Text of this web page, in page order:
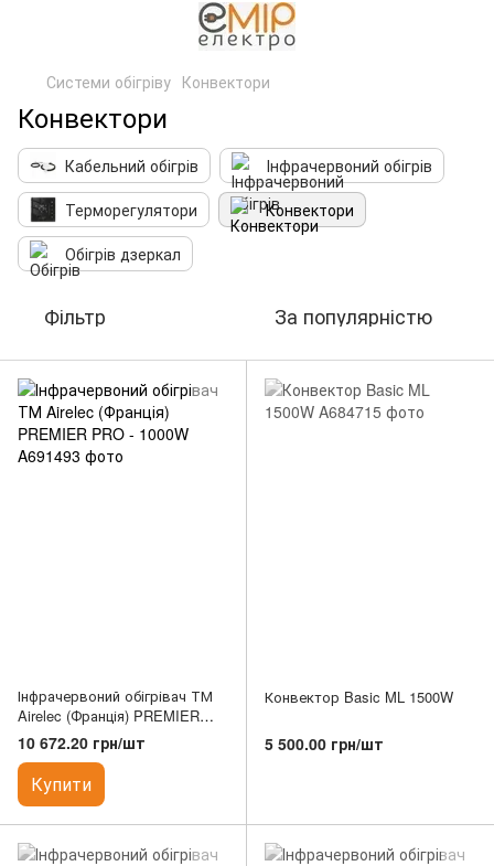
Системи обігріву Конвектори
Конвектори
Кабельний обігрів
Інфрачервоний обігрів
Терморегулятори
Конвектори
Обігрів дзеркал
Фільтр За популярністю
Інфрачервоний обігрівач ТМ
Airelec (Франція) PREMIER
PRO - 1000W
10 672.20 грн/шт
Купити
Конвектор Basic ML 1500W
5 500.00 грн/шт